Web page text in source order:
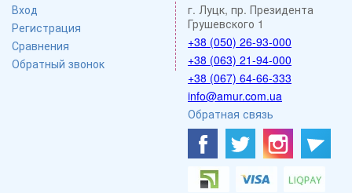
Вход
Регистрация
Сравнения
Обратный звонок
г. Луцк, пр. Президента
Грушевского 1
+38 (050) 26-93-000
+38 (063) 21-94-000
+38 (067) 64-66-333
info@amur.com.ua
Обратная связь